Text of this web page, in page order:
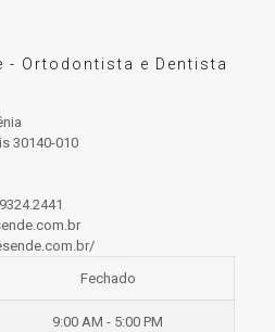
- Ortodontista e Dentista
30140-010
Fechado
9:00 AM - 5:00 PM